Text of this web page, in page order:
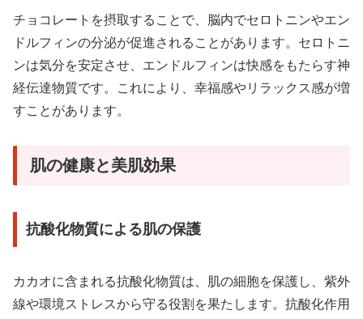
チョコレートを摂取することで、脳内でセロトニンやエン
ドルフィンの分泌が促進されることがあります。セロトニ
ンは気分を安定させ、エンドルフィンは快感をもたらす神
経伝達物質です。これにより、幸福感やリラックス感が増
すことがあります。
肌の健康と美肌効果
抗酸化物質による肌の保護
カカオに含まれる抗酸化物質は、肌の細胞を保護し、紫外
線や環境ストレスから守る役割を果たします。抗酸化作用